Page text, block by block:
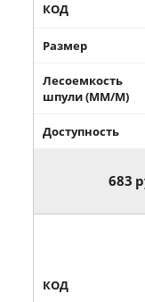
КОД
Размер
Лесоемкость
шпули (MM/М)
Доступность
683
КОД